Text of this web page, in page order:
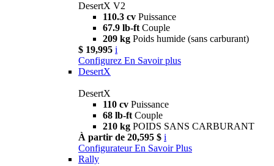
DesertX V2
110.3 cv Puissance
67.9 lb-ft Couple
209 kg Poids humide (sans carburant)
$ 19,995 i
Configurez En Savoir plus
DesertX
DesertX
110 cv Puissance
68 lb-ft Couple
210 kg POIDS SANS CARBURANT
À partir de 20,595 $ i
Configurateur En Savoir Plus
Rally